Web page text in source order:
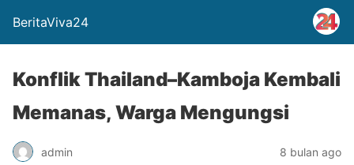
BeritaViva24
Konflik Thailand–Kamboja Kembali
Memanas, Warga Mengungsi
admin 8 bulan ago